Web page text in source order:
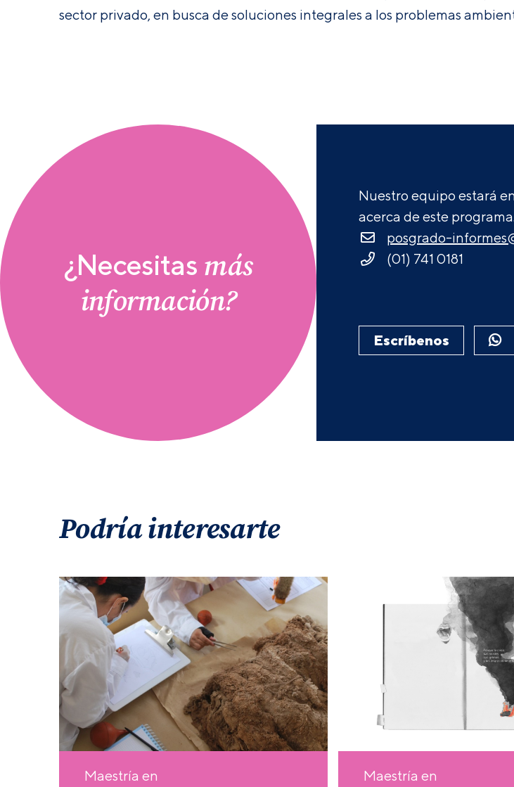
sector privado, en busca de soluciones integrales a los problemas
¿Necesitas más
información?
Nuestro equipo estará
acerca de este programa.
posgrado-
(01) 741 0181
Escríbenos
Podría interesarte
Maestría en Maestría en